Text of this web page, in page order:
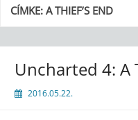
CÍMKE:A THIEF’S END
Uncharted 4: A
2016.05.22.